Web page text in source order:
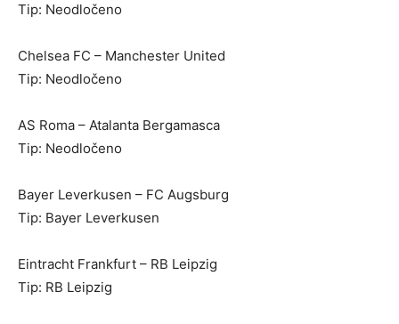
Tip: Neodločeno
Chelsea FC – Manchester United
Tip: Neodločeno
AS Roma – Atalanta Bergamasca
Tip: Neodločeno
Bayer Leverkusen – FC Augsburg
Tip: Bayer Leverkusen
Eintracht Frankfurt – RB Leipzig
Tip: RB Leipzig